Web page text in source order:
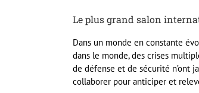
Le plus grand salon
Dans un monde en constante
dans le monde, des crises
de défense et de sécurité n’ont
collaborer pour anticiper et